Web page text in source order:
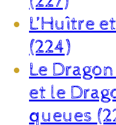
L’Huître
(224)
Le
et le
queues